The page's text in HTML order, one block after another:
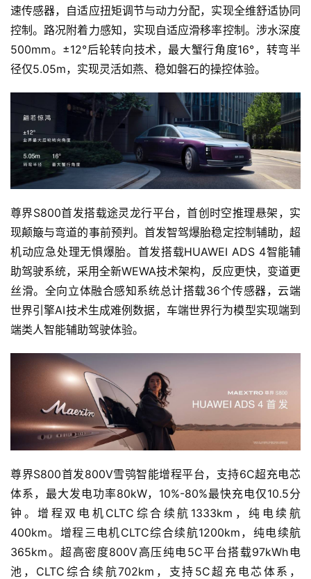
专
栏
开
a
k
速传感器，自适应扭矩调节与动力分配，实现全维舒适协同
控制。路况附着力感知，实现自适应滑移率控制。涉水深度
500mm。±12°后轮转向技术，最大蟹行角度16°，转弯半
径仅5.05m，实现灵活如燕、稳如磐石的操控体验。
尊界S800首发搭载途灵龙行平台，首创时空推理悬架，实
现颠簸与弯道的事前预判。首发智驾爆胎稳定控制辅助，超
机动应急处理无惧爆胎。首发搭载HUAWEI ADS 4智能辅
助驾驶系统，采用全新WEWA技术架构，反应更快，变道更
丝滑。全向立体融合感知系统总计搭载36个传感器，云端
世界引擎AI技术生成难例数据，车端世界行为模型实现端到
端类人智能辅助驾驶体验。
尊界S800首发800V雪鸮智能增程平台，支持6C超充电芯
体系，最大发电功率80kW，10%-80%最快充电仅10.5分
钟。增程双电机CLTC综合续航1333km，纯电续航
400km。增程三电机CLTC综合续航1200km，纯电续航
365km。超高密度800V高压纯电5C平台搭载97kWh电
池，CLTC综合续航702km，支持5C超充电芯体系，